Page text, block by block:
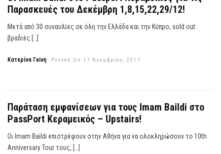
Παρασκευές του Δεκέμβρη 1,8,15,22,29/12!
Μετά από 30 συναυλίες σε όλη την Ελλάδα και την Κύπρο, sold out
βραδιές […]
Κατερίνα Γκίνη Posted On 17 Νοεμβρίου, 2017
Παράταση εμφανίσεων για τους Imam Baildi στο
PassPort Κεραμεικός – Upstairs!
Οι Imam Baildi επιστρέφουν στην Αθήνα για να ολοκληρώσουν το 10th
Anniversary Tour τους, […]